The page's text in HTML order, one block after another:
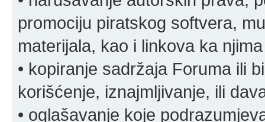
promociju piratskog softvera,
materijala, kao i linkova ka njima
• kopiranje sadržaja Foruma ili
korišćenje, iznajmljivanje, ili
• oglašavanje koje